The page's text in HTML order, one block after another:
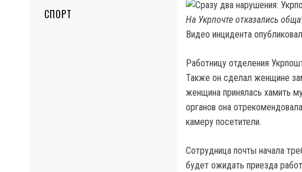
СПОРТ
На Укрпочте отказались
Видео инцидента
Работницу отделения
Также он сделал женщине
женщина принялась хамить
органов она
камеру посетители.
Сотрудница почты начала
будет ожидать приезда